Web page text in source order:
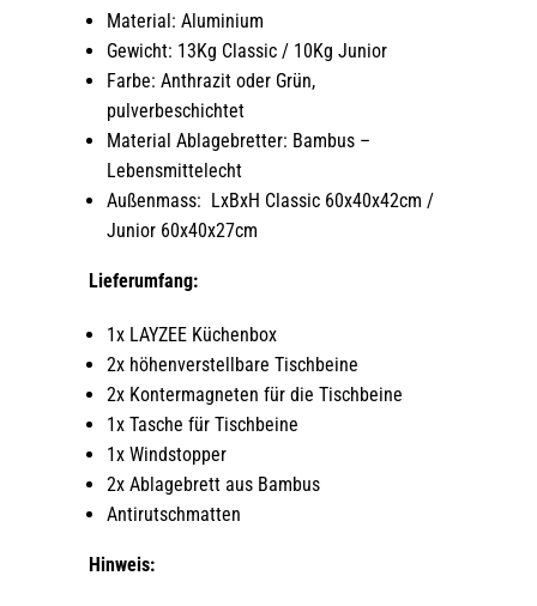
Material: Aluminium
Gewicht: 13Kg Classic / 10Kg Junior
Farbe: Anthrazit oder Grün,
pulverbeschichtet
Material Ablagebretter: Bambus –
Lebensmittelecht
Außenmass: LxBxH Classic 60x40x42cm /
Junior 60x40x27cm
Lieferumfang:
1x LAYZEE Küchenbox
2x höhenverstellbare Tischbeine
2x Kontermagneten für die Tischbeine
1x Tasche für Tischbeine
1x Windstopper
2x Ablagebrett aus Bambus
Antirutschmatten
Hinweis: